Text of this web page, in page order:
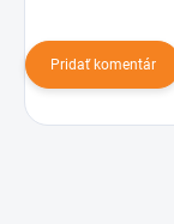
Pridať komentár